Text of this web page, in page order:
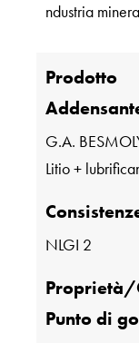
ndustria
Prodotto
G.A.
Litio +
NLGI 2
Proprietà/
Punto di